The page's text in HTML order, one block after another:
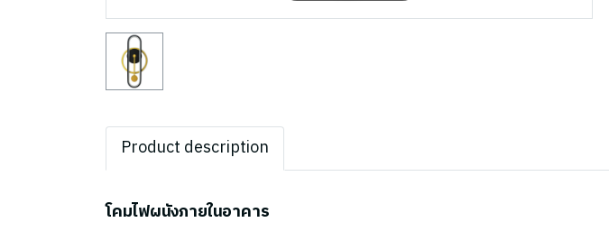
Product description
โคมไฟผนังภายในอาคาร